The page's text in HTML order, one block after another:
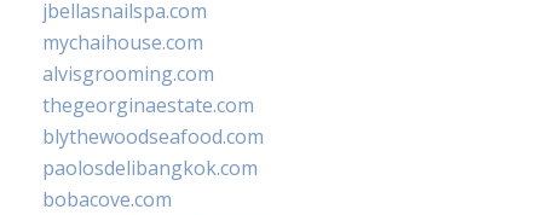
jbellasnailspa.com
mychaihouse.com
alvisgrooming.com
thegeorginaestate.com
blythewoodseafood.com
paolosdelibangkok.com
bobacove.com